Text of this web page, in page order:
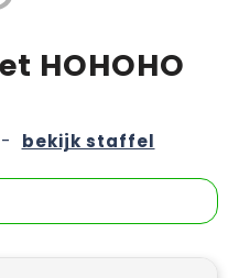
HOHOHO
bekijk staffel